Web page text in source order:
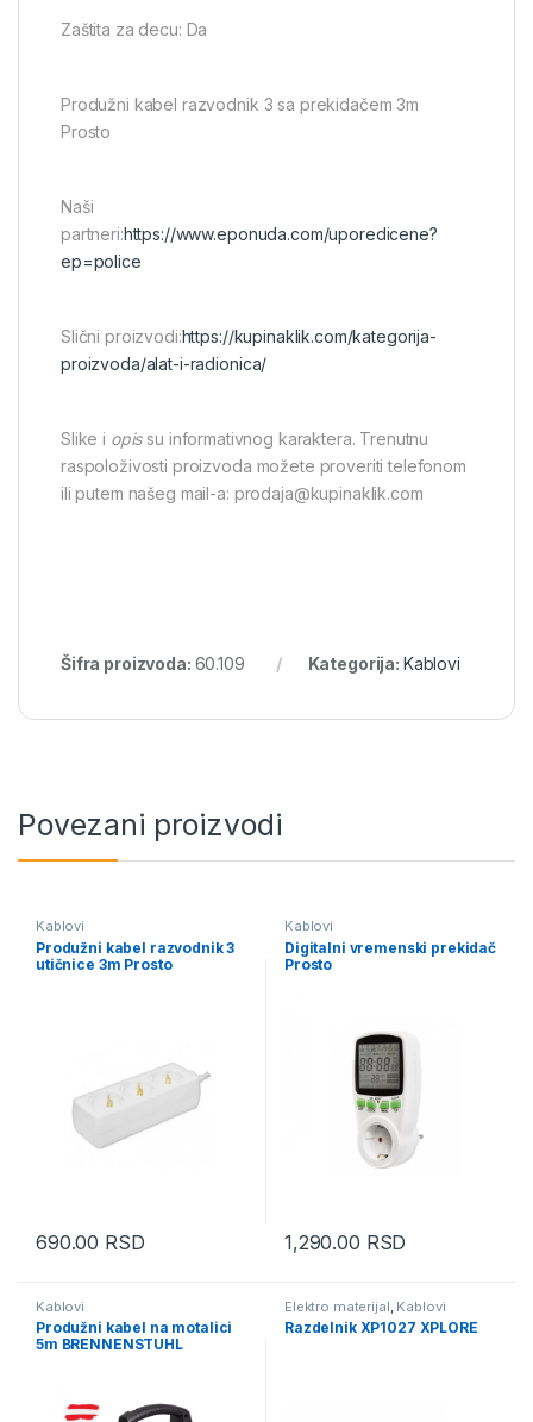
Zaštita za decu: Da
Produžni kabel razvodnik 3 sa prekidačem 3m
Prosto
Naši
partneri:https://www.eponuda.com/uporedicene?
ep=police
Slični proizvodi:https://kupinaklik.com/kategorija-
proizvoda/alat-i-radionica/
Slike i opissu informativnog karaktera. Trenutnu
raspoloživosti proizvoda možete proveriti telefonom
ili putem našeg mail-a: prodaja@kupinaklik.com
Šifra proizvoda: 60.109 Kategorija: Kablovi
Povezani proizvodi
Kablovi
Produžni kabel razvodnik 3
utičnice 3m Prosto
690.00 RSD
Kablovi
Digitalni vremenski prekidač
Prosto
1,290.00 RSD
Kablovi
Produžni kabel na motalici
5m BRENNENSTUHL
Elektro materijal Kablovi
Razdelnik XP1027 XPLORE